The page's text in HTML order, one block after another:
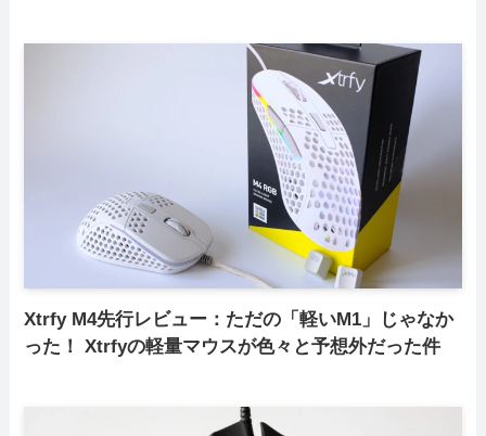
Xtrfy M4先行レビュー：ただの「軽いM1」じゃなか
った！ Xtrfyの軽量マウスが色々と予想外だった件